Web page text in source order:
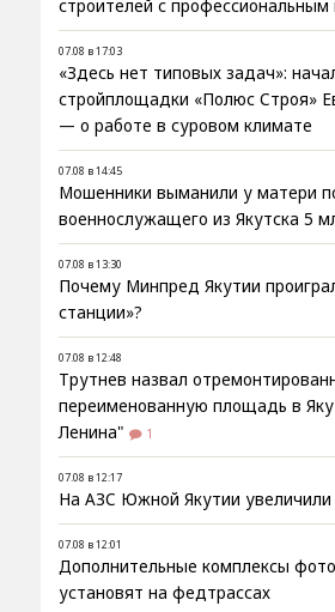
строителей с профессиональным
07.08 в 17:03
«Здесь нет типовых задач»:
стройплощадки «Полюс Строя»
— о работе в суровом климате
07.08 в 14:45
Мошенники выманили у матери
военнослужащего из Якутска 5
07.08 в 13:30
Почему Минпред Якутии
станции»?
07.08 в 12:48
Трутнев назвал
переименованную площадь в
Ленина"
1
07.08 в 12:17
На АЗС Южной Якутии
07.08 в 12:01
Дополнительные комплексы
установят на федтрассах